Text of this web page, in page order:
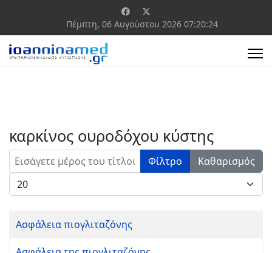
Πέμπτη, 06 Αυγούστου 2026 07:20:24
καρκίνος ουροδόχου κύστης
Εισάγετε μέρος του τίτλου. Φίλτρο
Καθαρισμός
Εμφάνιση #
Ασφάλεια πιογλιταζόνης